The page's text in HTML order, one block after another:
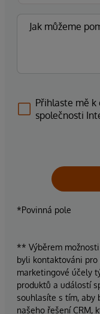
Přihlaste mě
společnosti
*Povinná pole
** Výběrem
byli kontaktováni pro
marketingové účely
produktů a událostí
souhlasíte s tím, aby
našeho řešení CRM,